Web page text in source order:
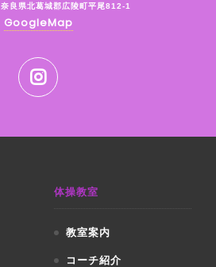
奈良県北葛城郡広陵町平尾812-1
GoogleMap
体操教室
教室案内
コーチ紹介